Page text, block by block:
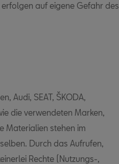
auf eigene Gefahr des
Audi, SEAT, ŠKODA,
die verwendeten Marken,
Materialien stehen im
Durch das Aufrufen,
Rechte (Nutzungs-,